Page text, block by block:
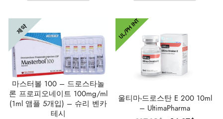
제약
마스터볼 100 – 드로스타놀
론 프로피오네이트 100mg/ml
(1ml 앰플 5개입) – 슈리 벤카
테시
UL/PH INT
울티마-드로스탄 E 200 10ml
– UltimaPharma